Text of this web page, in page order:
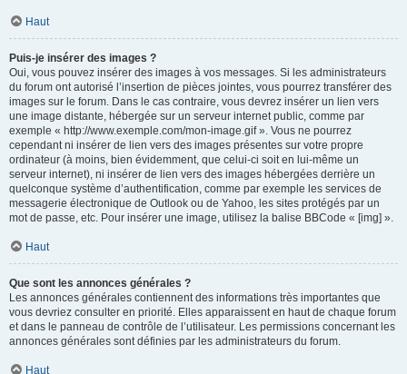
Haut
Puis-je insérer des images ?
Oui, vous pouvez insérer des images à vos messages. Si les administrateurs
du forum ont autorisé l’insertion de pièces jointes, vous pourrez transférer des
images sur le forum. Dans le cas contraire, vous devrez insérer un lien vers
une image distante, hébergée sur un serveur internet public, comme par
exemple « http://www.exemple.com/mon-image.gif ». Vous ne pourrez
cependant ni insérer de lien vers des images présentes sur votre propre
ordinateur (à moins, bien évidemment, que celui-ci soit en lui-même un
serveur internet), ni insérer de lien vers des images hébergées derrière un
quelconque système d’authentification, comme par exemple les services de
messagerie électronique de Outlook ou de Yahoo, les sites protégés par un
mot de passe, etc. Pour insérer une image, utilisez la balise BBCode « [img] ».
Haut
Que sont les annonces générales ?
Les annonces générales contiennent des informations très importantes que
vous devriez consulter en priorité. Elles apparaissent en haut de chaque forum
et dans le panneau de contrôle de l’utilisateur. Les permissions concernant les
annonces générales sont définies par les administrateurs du forum.
Haut